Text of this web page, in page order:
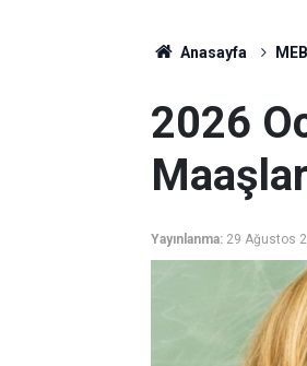
Anasayfa
2026
Yayınlanma: 29 Ağustos